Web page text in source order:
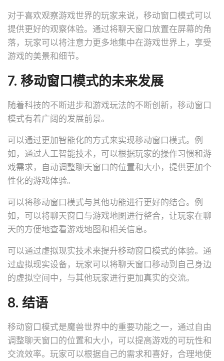
对于喜欢观察游戏世界的玩家来说，移动窗口模式可以
提供更好的观察体验。通过将聊天窗口放置在屏幕的角
落，玩家可以将注意力更多地集中在游戏世界上，享受
游戏的美景和细节。
7. 移动窗口模式的未来发展
随着科技的不断进步和游戏玩法的不断创新，移动窗口
模式有着广阔的发展前景。
可以通过更加智能化的方式来实现移动窗口模式。例
如，通过人工智能技术，可以根据玩家的操作习惯和游
戏需求，自动调整聊天窗口的位置和大小，提供更加个
性化的游戏体验。
可以将移动窗口模式与其他功能进行更好的结合。例
如，可以将聊天窗口与游戏地图进行整合，让玩家在聊
天的方便地查看游戏地图和相关信息。
可以通过虚拟现实技术来提升移动窗口模式的体验。通
过虚拟现实设备，玩家可以将聊天窗口移动到自己身边
的虚拟空间中，与其他玩家进行更加真实的交流。
8. 结语
移动窗口模式是魔兽世界中的重要功能之一，通过自由
调整聊天窗口的位置和大小，可以提高游戏的可玩性和
交流效率。玩家可以根据自己的需求和喜好，合理地使